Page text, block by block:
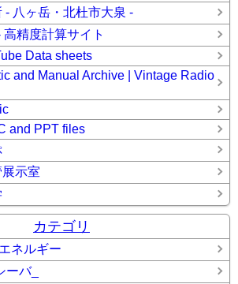
- 八ヶ岳・北杜市大泉 -
精度計算サイト
Data sheets
and Manual Archive | Vintage Radio
and PPT files
示室
カテゴリ
ネルギー
バ_